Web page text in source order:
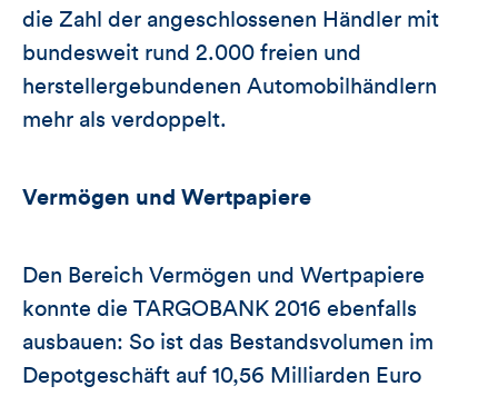
die Zahl der angeschlossenen Händler mit
bundesweit rund 2.000 freien und
herstellergebundenen Automobilhändlern
mehr als verdoppelt.
Vermögen und Wertpapiere
Den Bereich Vermögen und Wertpapiere
konnte die TARGOBANK 2016 ebenfalls
ausbauen: So ist das Bestandsvolumen im
Depotgeschäft auf 10,56 Milliarden Euro